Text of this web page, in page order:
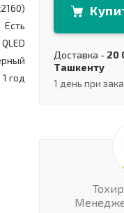
Есть
QLED
1 год
Доставка - 20
Ташкенту
1 день при